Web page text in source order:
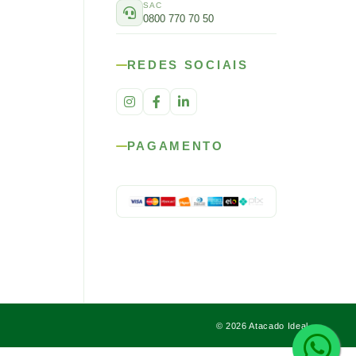
SAC
0800 770 70 50
REDES SOCIAIS
PAGAMENTO
© 2026 Atacado Ideal